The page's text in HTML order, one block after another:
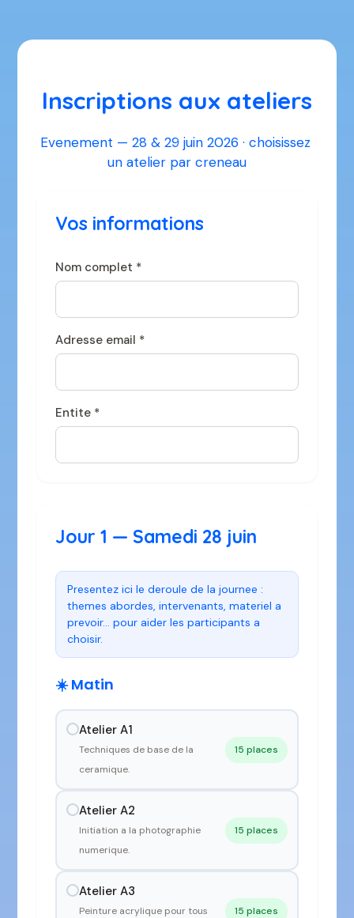
Inscriptions aux ateliers
Evenement — 28 & 29 juin 2026 · choisissez
un atelier par creneau
Vos informations
Nom complet *
Adresse email *
Entite *
Jour 1 — Samedi 28 juin
Presentez ici le deroule de la journee :
themes abordes, intervenants, materiel a
prevoir... pour aider les participants a
choisir.
☀️ Matin
Atelier A1
Techniques de base de la
ceramique.
15 places
Atelier A2
Initiation a la photographie
numerique.
15 places
Atelier A3
Peinture acrylique pour tous
15 places